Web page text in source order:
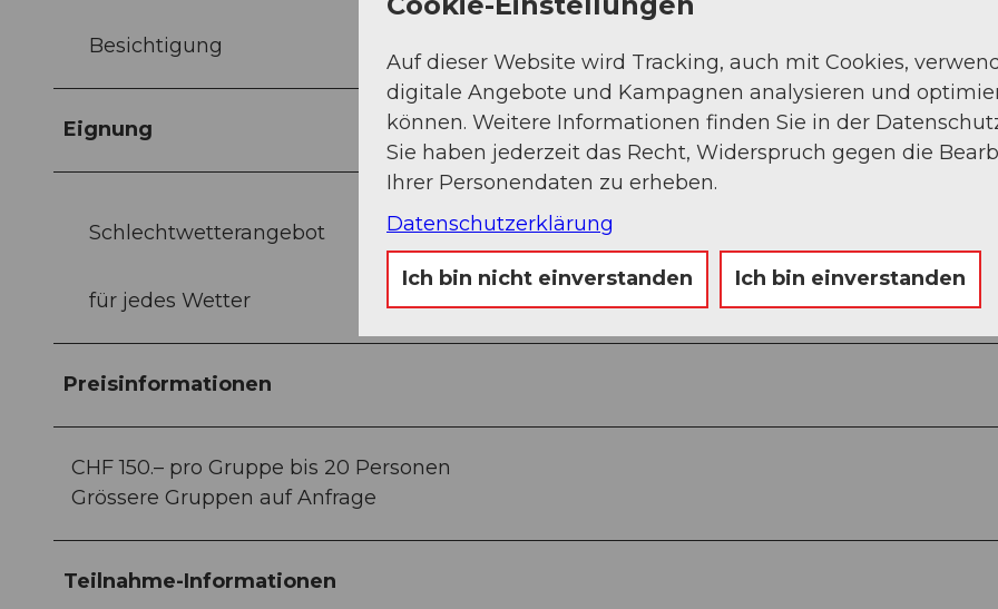
Besichtigung
Eignung
Schlechtwetterangebot
für jedes Wetter
Preisinformationen
CHF 150.– pro Gruppe bis 20 Personen
Grössere Gruppen auf Anfrage
Teilnahme-Informationen
Auf dieser Website wird Tracking, auch mit Cookies,
digitale Angebote und Kampagnen analysieren und
können. Weitere Informationen finden Sie in der
Sie haben jederzeit das Recht, Widerspruch gegen die
Ihrer Personendaten zu erheben.
Datenschutzerklärung
Ich bin nicht einverstanden Ich bin einverstanden